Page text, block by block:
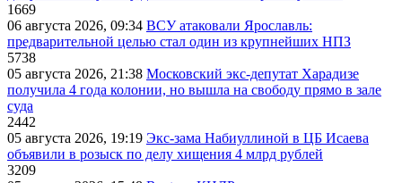
1669
06 августа 2026, 09:34 ВСУ атаковали Ярославль:
предварительной целью стал один из крупнейших НПЗ
5738
05 августа 2026, 21:38 Московский экс-депутат Харадизе
получила 4 года колонии, но вышла на свободу прямо в зале
суда
2442
05 августа 2026, 19:19 Экс-зама Набиуллиной в ЦБ Исаева
объявили в розыск по делу хищения 4 млрд рублей
3209